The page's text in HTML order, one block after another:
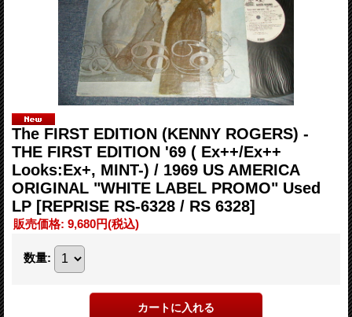
The FIRST EDITION (KENNY ROGERS) -
THE FIRST EDITION '69 ( Ex++/Ex++
Looks:Ex+, MINT-) / 1969 US AMERICA
ORIGINAL "WHITE LABEL PROMO" Used
LP [REPRISE RS-6328 / RS 6328]
販売価格: 9,680円(税込)
数量: